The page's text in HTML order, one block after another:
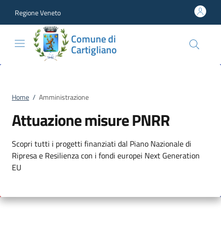
Regione Veneto
Comune di
Cartigliano
Home / Amministrazione
Attuazione misure PNRR
Scopri tutti i progetti finanziati dal Piano Nazionale di
Ripresa e Resilienza con i fondi europei Next Generation
EU